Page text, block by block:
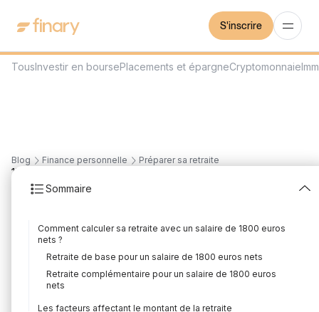
S'inscrire
TousInvestir en boursePlacements et épargneCryptomonnaie
Blog Finance personnelle Préparer sa retraite
Sommaire
Comment calculer sa retraite avec un salaire de 1800 euros
nets ?
Retraite de base pour un salaire de 1800 euros nets
Retraite complémentaire pour un salaire de 1800 euros
nets
Les facteurs affectant le montant de la retraite
17
salaire de 1800 euros
net ?
Rédigé par